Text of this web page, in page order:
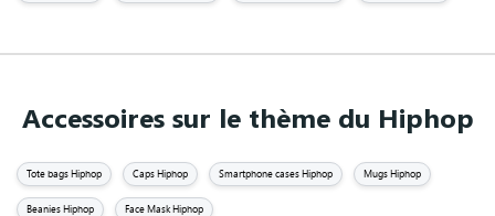
Accessoires sur le thème du Hiphop
Tote bags Hiphop Caps Hiphop Smartphone cases Hiphop Mugs Hiphop
Beanies Hiphop Face Mask Hiphop